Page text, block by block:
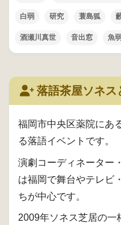
白弱 研究 蓑島狐
酒瀬川真世 音出窓 魚
落語茶屋ソネス
福岡市中央区薬院にあ
る落語イベントです。
演劇コーディネーター
は福岡で舞台やテレビ
ちが中心です。
2009年ソネス芝居の一